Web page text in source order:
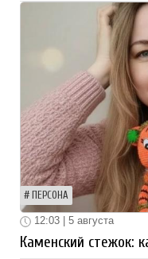
ПЕРСОНА
12:03 | 5 августа
Каменский стежок: